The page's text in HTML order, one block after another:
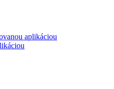
aplikáciou